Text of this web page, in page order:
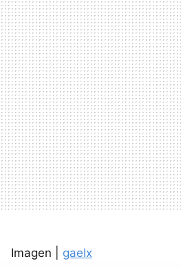
Imagen | gaelx